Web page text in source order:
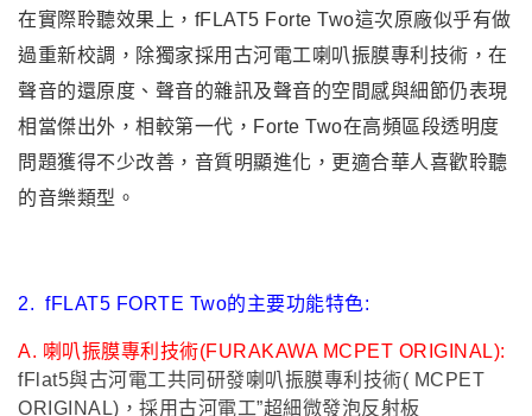
在實際聆聽效果上，fFLAT5 Forte Two這次原廠似乎有做
過重新校調，除獨家採用古河電工喇叭振膜專利技術，在
聲音的還原度、聲音的雜訊及聲音的空間感與細節仍表現
相當傑出外，相較第一代，Forte Two在高頻區段透明度
問題獲得不少改善，音質明顯進化，更適合華人喜歡聆聽
的音樂類型。
2. fFLAT5 FORTE Two的主要功能特色:
A. 喇叭振膜專利技術(FURAKAWA MCPET ORIGINAL):
fFlat5與古河電工共同研發喇叭振膜專利技術( MCPET
ORIGINAL)，採用古河電工”超細微發泡反射板